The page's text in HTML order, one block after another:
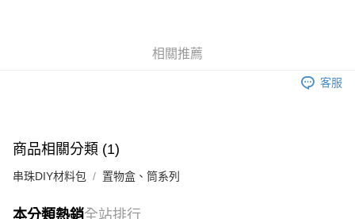
宅配 新竹物流
相關推薦
客服
商品相關分類 (1)
串珠DIY材料包 置物盒、筒系列
本分類熱銷全站排行